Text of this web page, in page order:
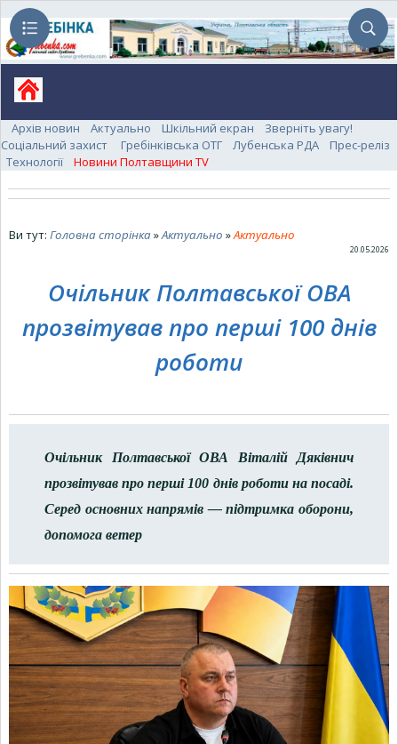
Архів новин Актуально Шкільний екран
Зверніть увагу!
Соціальний захист
Гребінківська ОТГ Лубенська РДА
Прес-реліз
Технології
Новини Полтавщини TV
Ви тут: Головна сторінка»Актуально »Актуально
20.05.2026
Очільник Полтавської ОВА
прозвітував про перші 100 днів
роботи
Очільник Полтавської ОВА Віталій Дяківнич
прозвітував про перші 100 днів роботи на посаді.
Серед основних напрямів — підтримка оборони,
допомога ветер